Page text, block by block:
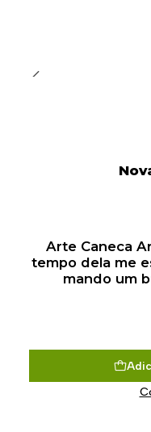
Arte Caneca
tempo dela me
mando um